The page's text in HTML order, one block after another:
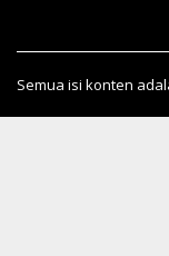
Semua isi konten